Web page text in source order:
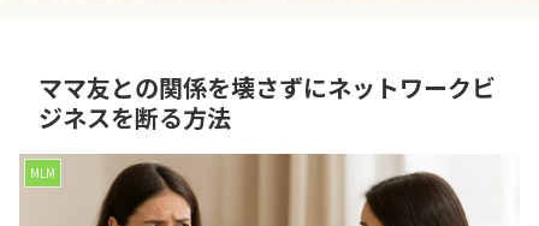
ママ友との関係を壊さずにネットワークビ
ジネスを断る方法
MLM